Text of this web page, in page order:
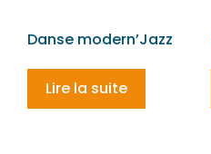
Danse modern’Jazz
Lire la suite